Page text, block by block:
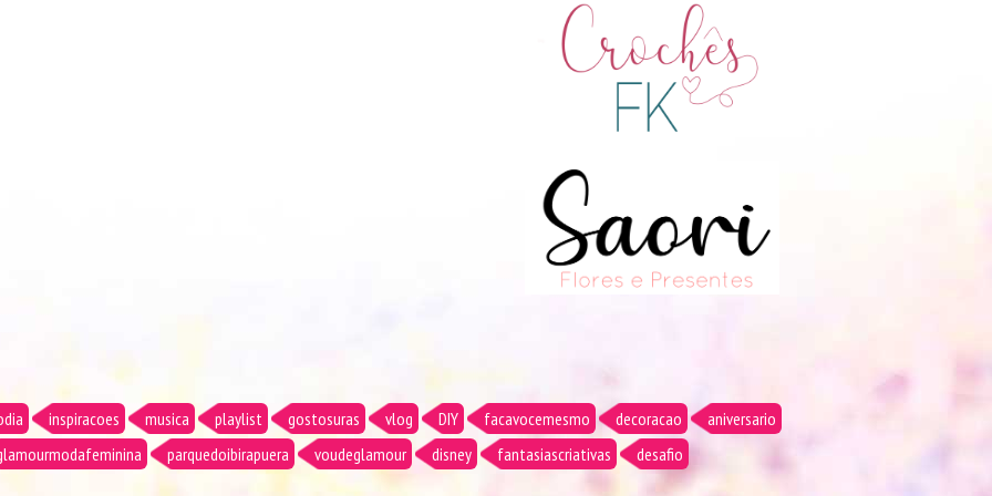
inspiracoes musica playlist gostosuras vlog DIY facavocemesmo decoracao
aniversario
parquedoibirapuera voudeglamour disney fantasiascriativas desafio